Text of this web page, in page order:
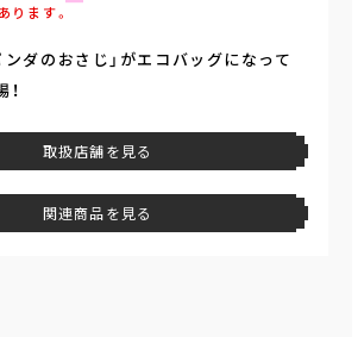
ります。
ンダのおさじ」がエコバッグになって
取扱店舗を見る
関連商品を見る